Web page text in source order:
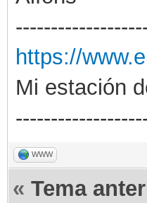
https://
Mi estación
WWW
« Tema